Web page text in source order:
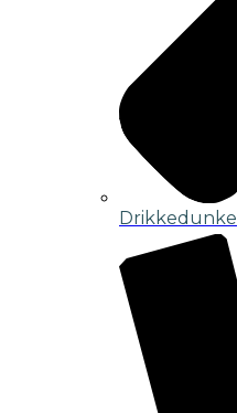
Drikkedunke